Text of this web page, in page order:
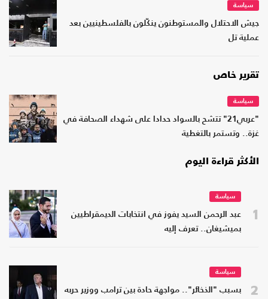
سياسة
جيش الاحتلال والمستوطنون ينكّلون بالفلسطينيين بعد
عملية تل
تقرير خاص
سياسة
"عربي21" تتشح بالسواد حدادا على شهداء الصحافة في
غزة.. وتستمر بالتغطية
الأكثر قراءة اليوم
1
سياسة
عبد الرحمن السيد يفوز في انتخابات الديمقراطيين
بميشيغان.. تعرف إليه
2
سياسة
بسبب "الذخائر".. مواجهة حادة بين ترامب ووزير حربه